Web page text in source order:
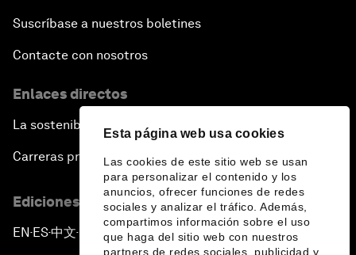
Esta página web usa cookies
Las cookies de este sitio web se usan
para personalizar el contenido y los
anuncios, ofrecer funciones de redes
sociales y analizar el tráfico. Además,
compartimos información sobre el uso
que haga del sitio web con nuestros
partners de redes sociales, publicidad y
Suscríbase a nuestros boletines
Contacte con nosotros
Enlaces directos
La sostenibilidad en el Foro
Carreras profesionales
Ediciones en otros idiomas
EN ▪ES▪中文▪ 日本語